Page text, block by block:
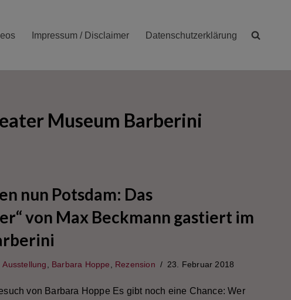
Impressum / Disclaimer Datenschutzerklärung
Museum Barberini
nun Potsdam: Das
von Max Beckmann gastiert im
Ausstellung, Barbara Hoppe, Rezension 23. Februar 2018
von Barbara Hoppe Es gibt noch eine Chance: Wer